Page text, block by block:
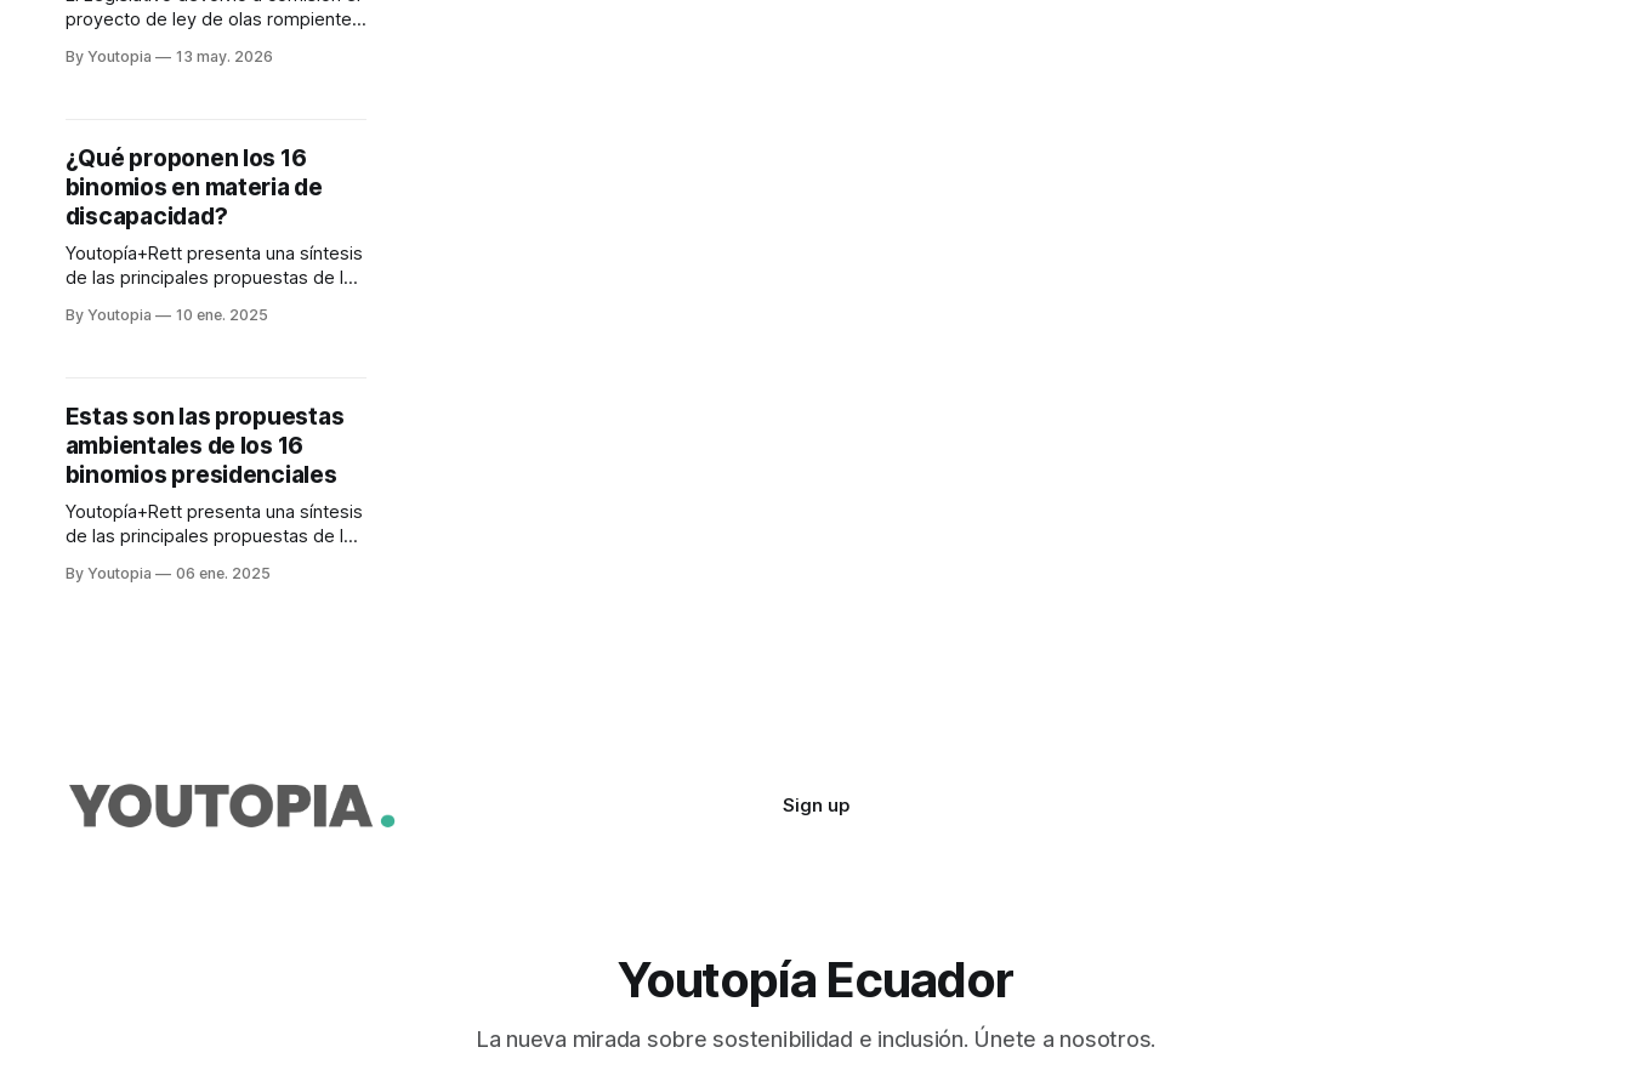
proyecto de ley de olas rompientes,
gobernanza marítima, protección
By Youtopia 13 may. 2026
¿Qué proponen los 16
binomios en materia de
discapacidad?
Youtopía+Rett presenta una síntesis
de las principales propuestas de los
Vicepresidencia de Ecuador
By Youtopia 10 ene. 2025
Estas son las propuestas
ambientales de los 16
binomios presidenciales
Youtopía+Rett presenta una síntesis
de las principales propuestas de los
Vicepresidencia de Ecuador
By Youtopia 06 ene. 2025
Sign up
Youtopía Ecuador
La nueva mirada sobre sostenibilidad e inclusión. Únete a nosotros.